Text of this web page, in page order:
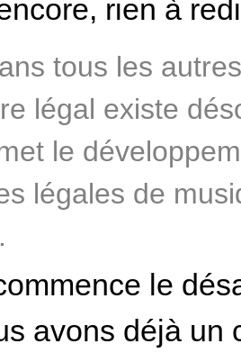
rien à
tous les
légal existe
le
légales de
le
avons déjà un